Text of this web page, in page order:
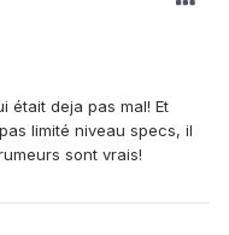
était deja pas mal! Et
limité niveau specs, il
sont vrais!